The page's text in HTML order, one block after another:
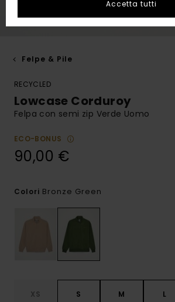
Felpe & Pile
RECYCLED
Lowcase Corduroy
Felpa con semi zip Verde Uomo
ECO-BONUS
90,00 €
Colori Bronze Green
XS S M L
Accetta tutti